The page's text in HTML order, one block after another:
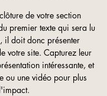
de votre section
premier texte qui sera lu
il doit donc présenter
votre site. Capturez leur
intéressante, et
ou une vidéo pour plus